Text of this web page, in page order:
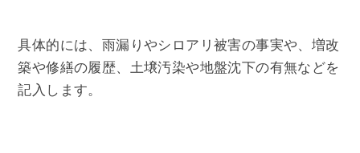
具体的には、雨漏りやシロアリ被害の事実や、増改
築や修繕の履歴、土壌汚染や地盤沈下の有無などを
記入します。